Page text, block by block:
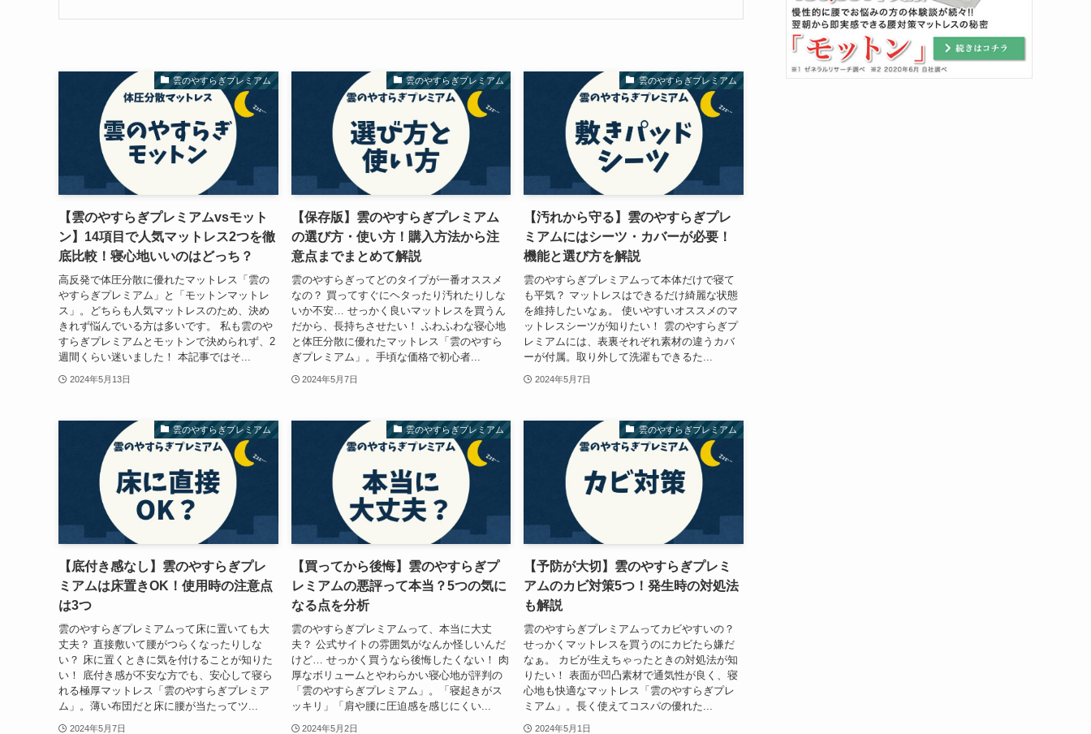
雲のやすらぎプレミアム
【雲のやすらぎプレミアムvsモット
ン】14項目で人気マットレス2つを徹
底比較！寝心地いいのはどっち？
高反発で体圧分散に優れたマットレス「雲の
やすらぎプレミアム」と「モットンマットレ
ス」。どちらも人気マットレスのため、決め
きれず悩んでいる方は多いです。 私も雲のや
すらぎプレミアムとモットンで決められず、2
週間くらい迷いました！ 本記事ではそ...
2024年5月13日
雲のやすらぎプレミアム
【保存版】雲のやすらぎプレミアム
の選び方・使い方！購入方法から注
意点までまとめて解説
雲のやすらぎってどのタイプが一番オススメ
なの？ 買ってすぐにヘタったり汚れたりしな
いか不安… せっかく良いマットレスを買うん
だから、長持ちさせたい！ ふわふわな寝心地
と体圧分散に優れたマットレス「雲のやすら
ぎプレミアム」。手頃な価格で初心者...
2024年5月7日
雲のやすらぎプレミアム
【汚れから守る】雲のやすらぎプレ
ミアムにはシーツ・カバーが必要！
機能と選び方を解説
雲のやすらぎプレミアムって本体だけで寝て
も平気？ マットレスはできるだけ綺麗な状態
を維持したいなぁ。 使いやすいオススメのマ
ットレスシーツが知りたい！ 雲のやすらぎプ
レミアムには、表裏それぞれ素材の違うカバ
ーが付属。取り外して洗濯もできるた...
2024年5月7日
雲のやすらぎプレミアム
【底付き感なし】雲のやすらぎプレ
ミアムは床置きOK！使用時の注意点
は3つ
雲のやすらぎプレミアムって床に置いても大
丈夫？ 直接敷いて腰がつらくなったりしな
い？ 床に置くときに気を付けることが知りた
い！ 底付き感が不安な方でも、安心して寝ら
れる極厚マットレス「雲のやすらぎプレミア
ム」。薄い布団だと床に腰が当たってツ...
2024年5月7日
雲のやすらぎプレミアム
【買ってから後悔】雲のやすらぎプ
レミアムの悪評って本当？5つの気に
なる点を分析
雲のやすらぎプレミアムって、本当に大丈
夫？ 公式サイトの雰囲気がなんか怪しいんだ
けど… せっかく買うなら後悔したくない！ 肉
厚なボリュームとやわらかい寝心地が評判の
「雲のやすらぎプレミアム」。「寝起きがス
ッキリ」「肩や腰に圧迫感を感じにくい...
2024年5月2日
雲のやすらぎプレミアム
【予防が大切】雲のやすらぎプレミ
アムのカビ対策5つ！発生時の対処法
も解説
雲のやすらぎプレミアムってカビやすいの？
せっかくマットレスを買うのにカビたら嫌だ
なぁ。 カビが生えちゃったときの対処法が知
りたい！ 表面が凹凸素材で通気性が良く、寝
心地も快適なマットレス「雲のやすらぎプレ
ミアム」。長く使えてコスパの優れた...
2024年5月1日